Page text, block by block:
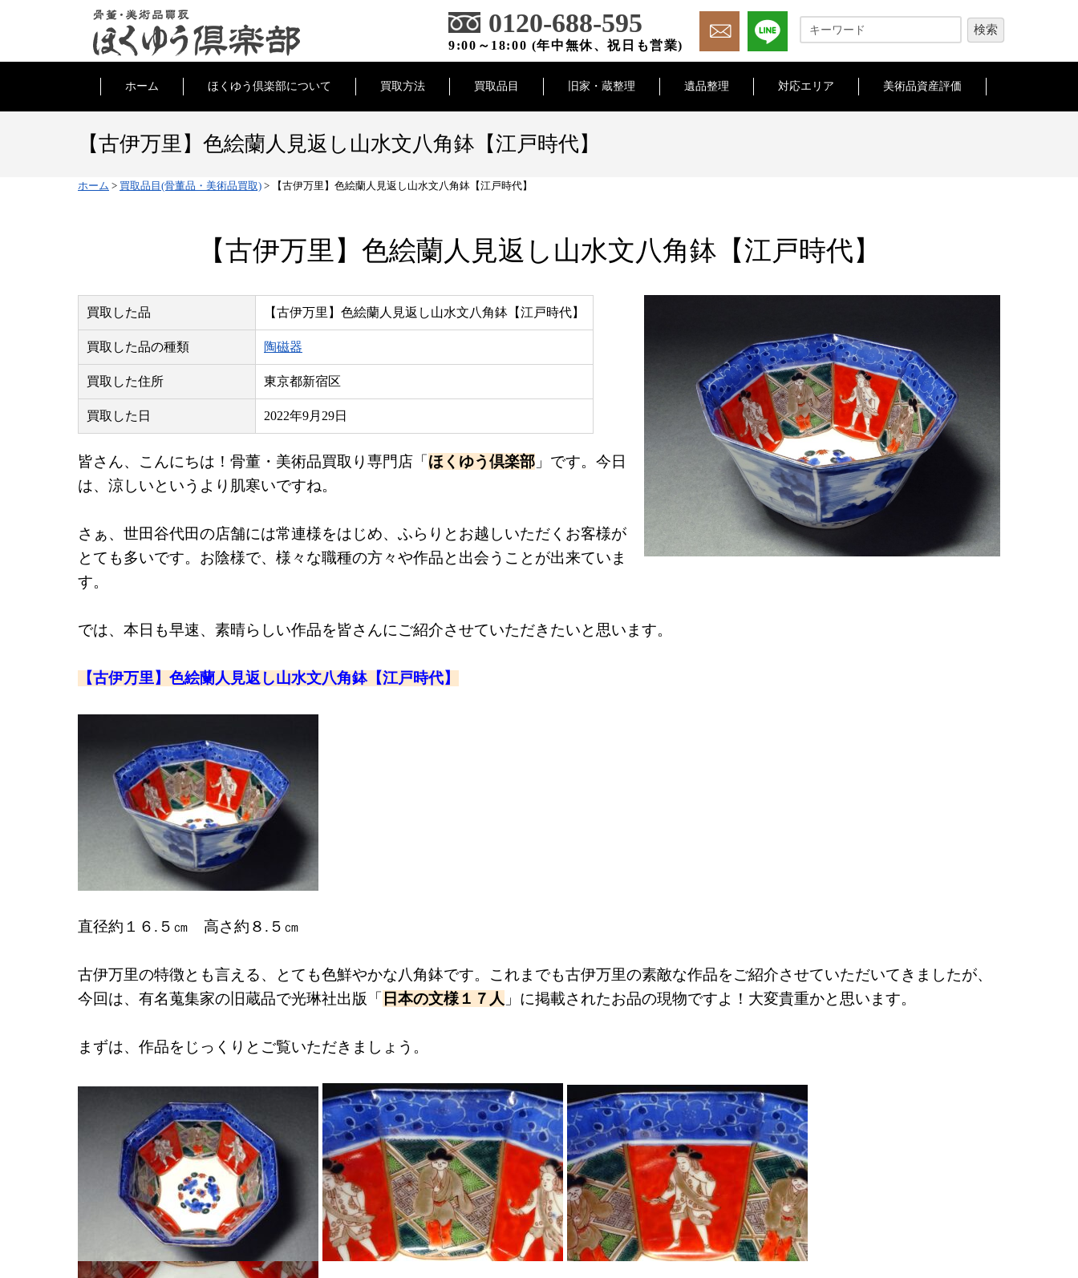
0120-688-595
9:00～18:00 (年中無休、祝日も営業)
ホーム ほくゆう倶楽部について 買取方法 買取品目 旧家・蔵整理 遺品整理 対応エリア 美術品資産評価
【古伊万里】色絵蘭人見返し山水文八角鉢【江戸時代】
ホーム > 買取品目(骨董品・美術品買取) > 【古伊万里】色絵蘭人見返し山水文八角鉢【江戸時代】
【古伊万里】色絵蘭人見返し山水文八角鉢【江戸時代】
買取した品 【古伊万里】色絵蘭人見返し山水文八角鉢【江戸時代】
買取した品の種類 陶磁器
買取した住所 東京都新宿区
買取した日 2022年9月29日
皆さん、こんにちは！骨董・美術品買取り専門店「 ほくゆう倶楽部 」です。今日
は、涼しいというより肌寒いですね。
さぁ、世田谷代田の店舗には常連様をはじめ、ふらりとお越しいただくお客様が
とても多いです。お陰様で、様々な職種の方々や作品と出会うことが出来ていま
す。
では、本日も早速、素晴らしい作品を皆さんにご紹介させていただきたいと思います。
【古伊万里】色絵蘭人見返し山水文八角鉢【江戸時代】
直径約１６.５㎝ 高さ約８.５㎝
古伊万里の特徴とも言える、とても色鮮やかな八角鉢です。これまでも古伊万里の素敵な作品をご紹介させていただいてきましたが、
今回は、有名蒐集家の旧蔵品で光琳社出版「 日本の文様１７人 」に掲載されたお品の現物ですよ！大変貴重かと思います。
まずは、作品をじっくりとご覧いただきましょう。